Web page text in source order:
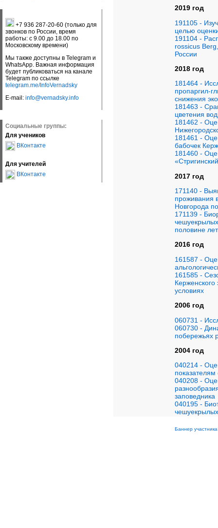
+7 936 287-20-60 (только для
звонков по России, время
работы: с 9.00 до 18.00 по
Московскому времени)
Мы также доступны в Telegram и
WhatsApp. Важная информация
будет публиковаться на канале
Telegram по ссылке
telegram.me/InfoVernadsky
E-mail: info@vernadsky.info
Социальные группы:
Для учеников
ВКонтакте
Для учителей
ВКонтакте
2019 год
191105 -
целью
191104 -
rossicus
России
2018 год
181464 -
пропаргил-
снижения
181463 -
цветения
181462 -
181461 -
бабочек
181460 -
2017 год
171140 -
проживания
Новгорода
171139 -
половине
2016 год
161587 -
161585 -
условиях
2006 год
060731 -
060730 -
побережьях
2004 год
040214 -
040208 -
заповедника
040195 -
Баннер